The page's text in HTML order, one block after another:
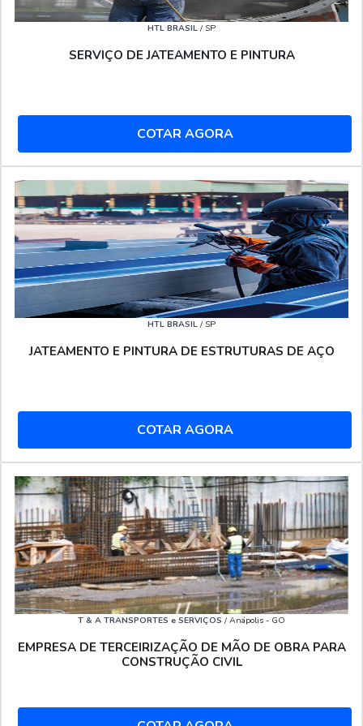
HTL BRASIL / SP
SERVIÇO DE JATEAMENTO E PINTURA
COTAR AGORA
HTL BRASIL / SP
JATEAMENTO E PINTURA DE ESTRUTURAS DE AÇO
COTAR AGORA
T & A TRANSPORTES e SERVIÇOS / Anápolis - GO
EMPRESA DE TERCEIRIZAÇÃO DE MÃO DE OBRA PARA
CONSTRUÇÃO CIVIL